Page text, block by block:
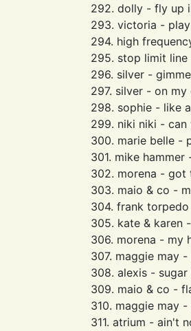
292. dolly - fly up
293. victoria -
294. high
295. stop limit
296. silver -
297. silver - on my
298. sophie - like
299. niki niki - can
300. marie belle -
301. mike hammer
302. morena - got
303. maio & co -
304. frank
305. kate & karen
306. morena - my
307. maggie may -
308. alexis - sugar
309. maio & co -
310. maggie may
311. atrium - ain't